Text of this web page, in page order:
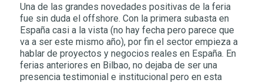
Una de las grandes novedades positivas de la feria
fue sin duda el offshore. Con la primera subasta en
España casi a la vista (no hay fecha pero parece que
va a ser este mismo año), por fin el sector empieza a
hablar de proyectos y negocios reales en España. En
ferias anteriores en Bilbao, no dejaba de ser una
presencia testimonial e institucional pero en esta